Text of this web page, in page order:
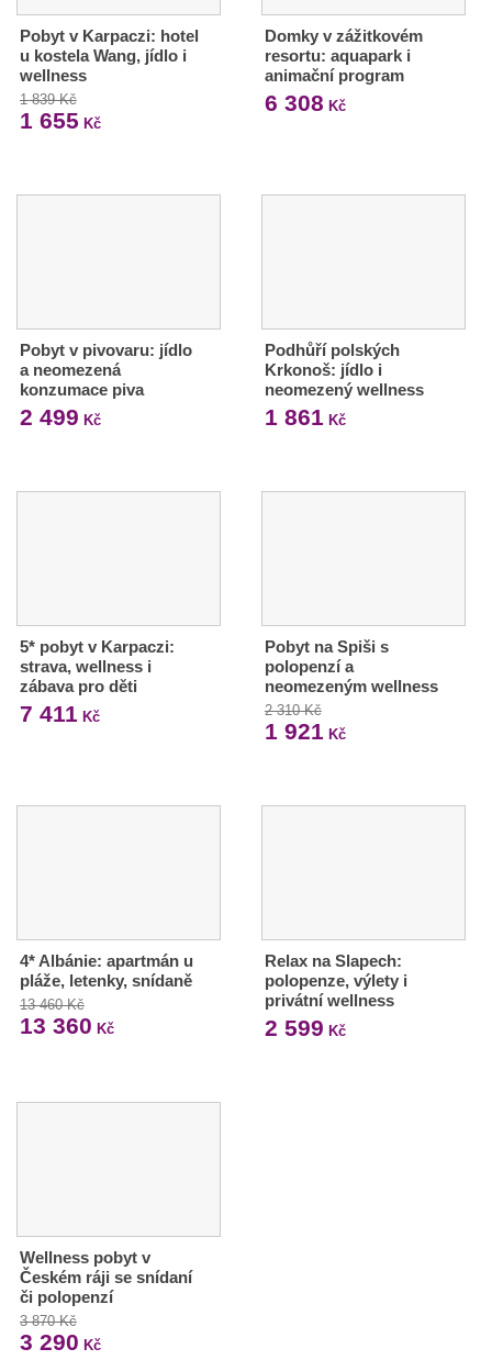
Pobyt v Karpaczi: hotel
u kostela Wang, jídlo i
wellness
1 839 Kč
1 655 Kč
Domky v zážitkovém
resortu: aquapark i
animační program
6 308 Kč
Pobyt v pivovaru: jídlo
a neomezená
konzumace piva
2 499 Kč
Podhůří polských
Krkonoš: jídlo i
neomezený wellness
1 861 Kč
5* pobyt v Karpaczi:
strava, wellness i
zábava pro děti
7 411 Kč
Pobyt na Spiši s
polopenzí a
neomezeným wellness
2 310 Kč
1 921 Kč
4* Albánie: apartmán u
pláže, letenky, snídaně
13 460 Kč
13 360 Kč
Relax na Slapech:
polopenze, výlety i
privátní wellness
2 599 Kč
Wellness pobyt v
Českém ráji se snídaní
či polopenzí
3 870 Kč
3 290 Kč